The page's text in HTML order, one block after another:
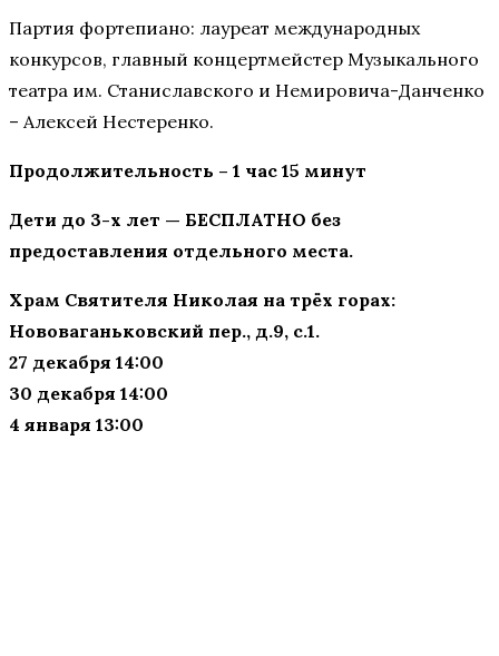
Партия фортепиано: лауреат международных
конкурсов, главный концертмейстер Музыкального
театра им. Станиславского и Немировича-Данченко
– Алексей Нестеренко.
Продолжительность – 1 час 15 минут
Дети до 3-х лет — БЕСПЛАТНО без
предоставления отдельного места.
Храм Святителя Николая на трёх горах:
Нововаганьковский пер., д.9, с.1.
27 декабря 14:00
30 декабря 14:00
4 января 13:00